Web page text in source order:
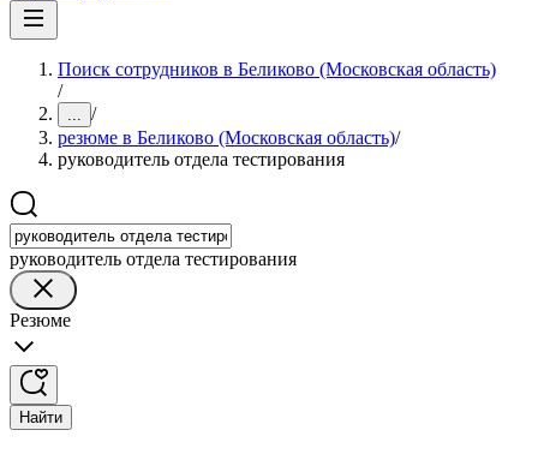
Поиск сотрудников в Беликово (Московская область)
/
... /
резюме в Беликово (Московская область)/
руководитель отдела тестирования
руководитель отдела тестирования
Резюме
Найти